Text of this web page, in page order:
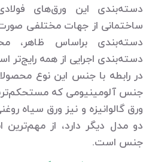
دسته‌بندی این ورق‌های
ساختمانی از جهات مختلفی
دسته‌بندی براساس ظاهر،
دسته‌بندی اجرایی از همه رایج‌تر
در رابطه با جنس این نوع
جنس آلومینیومی که
ورق گالوانیزه و نیز ورق سیاه
دو مدل دیگر دارد، از مهم‌ترین
جنس است.